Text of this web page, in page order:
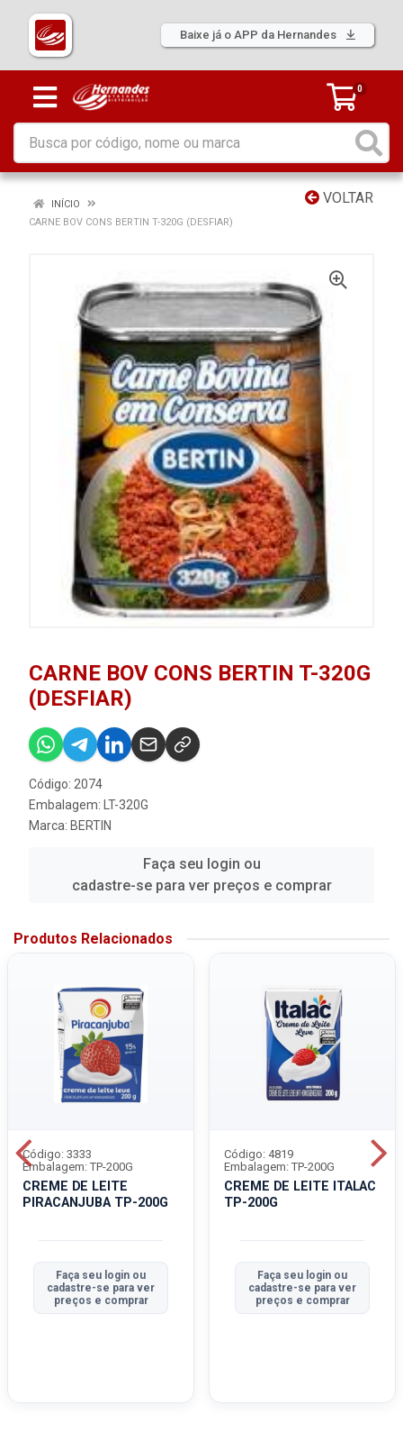
Baixe já o APP da Hernandes
0
VOLTAR
INÍCIO
CARNE BOV CONS BERTIN T-320G (DESFIAR)
CARNE BOV CONS BERTIN T-320G
(DESFIAR)
Código: 2074
Embalagem: LT-320G
Marca: BERTIN
Faça seu login ou
cadastre-se para ver preços e comprar
Produtos Relacionados
CREME DE LEITE
PIRACANJUBA TP-200G
Código: 3333
Embalagem: TP-200G
Faça seu login ou
cadastre-se para ver
preços e comprar
CREME DE LEITE ITALAC
TP-200G
Código: 4819
Embalagem: TP-200G
Faça seu login ou
cadastre-se para ver
preços e comprar